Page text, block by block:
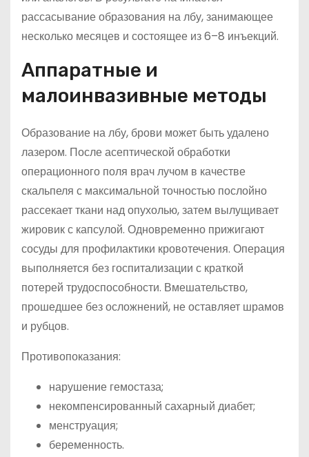
рассасывание образования на лбу, занимающее
несколько месяцев и состоящее из 6–8 инъекций.
Аппаратные и
малоинвазивные методы
Образование на лбу, брови может быть удалено
лазером. После асептической обработки
операционного поля врач лучом в качестве
скальпеля с максимальной точностью послойно
рассекает ткани над опухолью, затем вылущивает
жировик с капсулой. Одновременно прижигают
сосуды для профилактики кровотечения. Операция
выполняется без госпитализации с краткой
потерей трудоспособности. Вмешательство,
прошедшее без осложнений, не оставляет шрамов
и рубцов.
Противопоказания:
нарушение гемостаза;
некомпенсированный сахарный диабет;
менструация;
беременность.